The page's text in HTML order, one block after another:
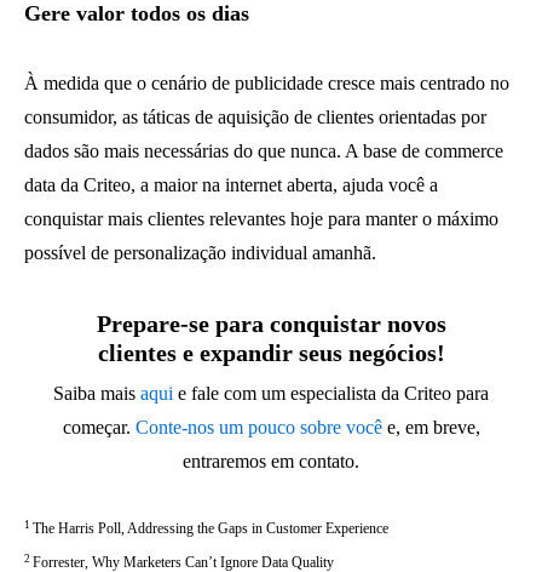
Gere valor todos os dias
À medida que o cenário de publicidade cresce mais centrado no
consumidor, as táticas de aquisição de clientes orientadas por
dados são mais necessárias do que nunca. A base de commerce
data da Criteo, a maior na internet aberta, ajuda você a
conquistar mais clientes relevantes hoje para manter o máximo
possível de personalização individual amanhã.
Prepare-se para conquistar novos
clientes e expandir seus negócios!
Saiba mais aqui e fale com um especialista da Criteo para
começar. Conte-nos um pouco sobre vocêe, em breve,
entraremos em contato.
1 The Harris Poll, Addressing the Gaps in Customer Experience
2 Forrester, Why Marketers Can’t Ignore Data Quality